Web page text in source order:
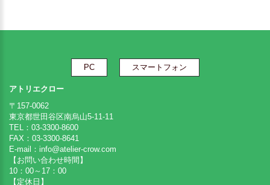
PC スマートフォン
アトリエクロー
〒157-0062
東京都世田谷区南烏山5-11-11
TEL：03-3300-8600
FAX：03-3300-8641
E-mail： info@atelier-crow.com
【お問い合わせ時間】
10：00～17：00
【定休日】